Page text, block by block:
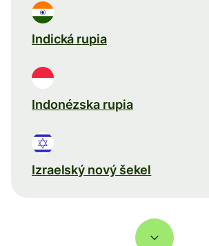
Indická rupia
Indonézska rupia
Izraelský nový šekel